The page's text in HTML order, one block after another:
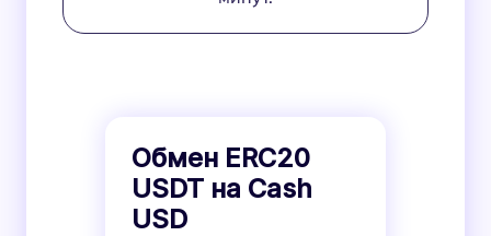
Обмен ERC20
USDT на Cash
USD